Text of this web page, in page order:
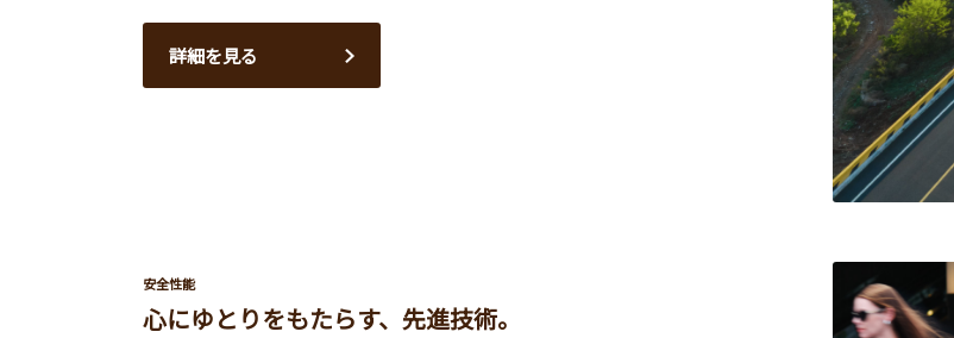
詳細を見る
安全性能
心にゆとりをもたらす、先進技術。